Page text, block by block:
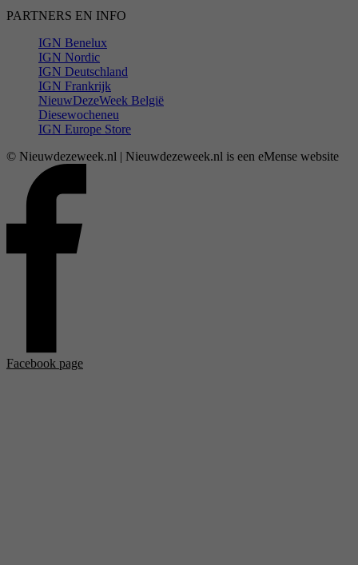
PARTNERS EN INFO
IGN Benelux
IGN Nordic
IGN Deutschland
IGN Frankrijk
NieuwDezeWeek België
Diesewocheneu
IGN Europe Store
© Nieuwdezeweek.nl | Nieuwdezeweek.nl is een eMense website
Facebook page